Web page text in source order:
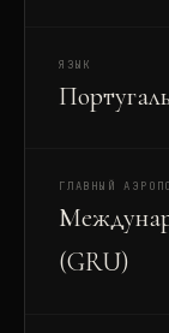
ЯЗЫК
ГЛАВНЫЙ
(GRU)